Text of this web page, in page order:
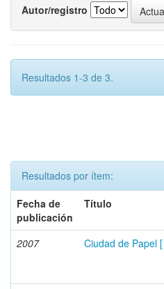
Autor/registro
Resultados 1-3 de 3.
Resultados por ítem:
Fecha de
publicación
Título
2007 Ciudad de Papel